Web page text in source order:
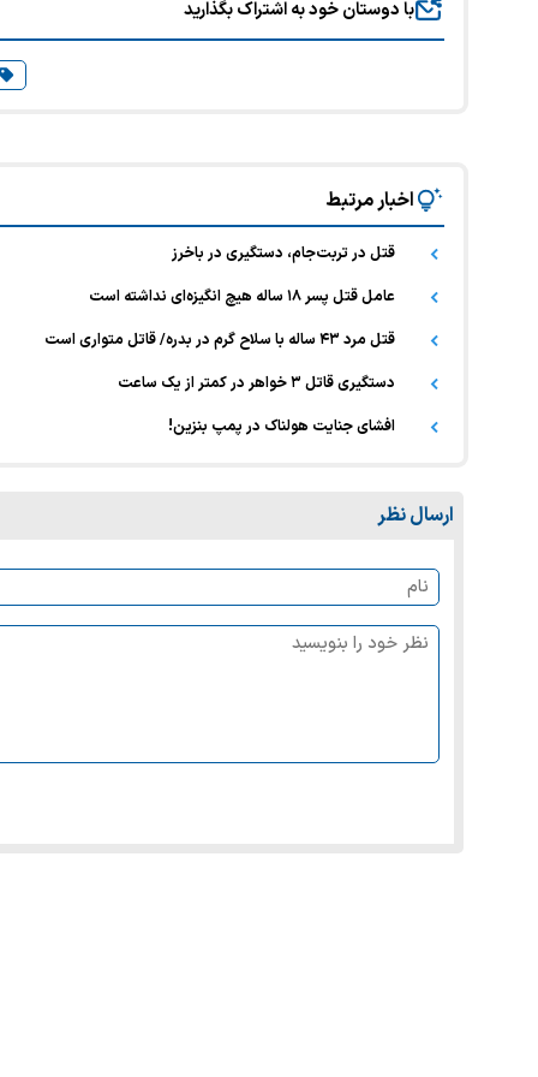
با دوستان خود به اشتراک بگذارید
اخبار مرتبط
قتل در تربت‌جام، دستگیری در باخرز
عامل قتل پسر ۱۸ ساله هیچ انگیزه‌ای نداشته است
قتل مرد ۴۳ ساله با سلاح گرم در بدره/ قاتل متواری است
دستگیری قاتل ۳ خواهر در کمتر از یک ساعت
افشای جنایت هولناک در پمپ بنزین!
ارسال نظر